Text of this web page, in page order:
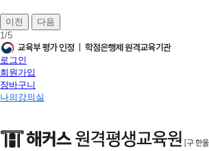
이전
다음
1/5
로그인
회원가입
장바구니
나의강의실